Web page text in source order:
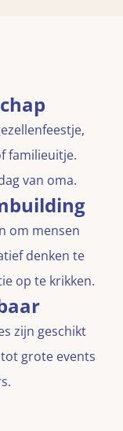
familieuitje.
van oma.
om mensen
denken te
op te krikken.
zijn geschikt
grote events